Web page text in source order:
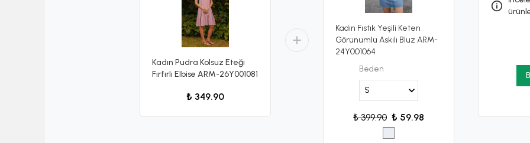
Kadın Pudra Kolsuz Eteği
Fırfırlı Elbise ARM-26Y001081
₺ 349.90
Kadın Fıstık Yeşili Keten
Görünümlü Askılı Bluz ARM-
24Y001064
Beden
₺ 399.90 ₺ 59.98